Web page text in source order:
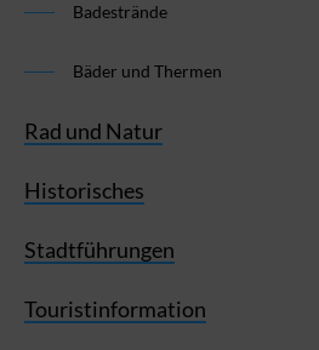
Badestrände
Bäder und Thermen
Rad und Natur
Historisches
Stadtführungen
Touristinformation